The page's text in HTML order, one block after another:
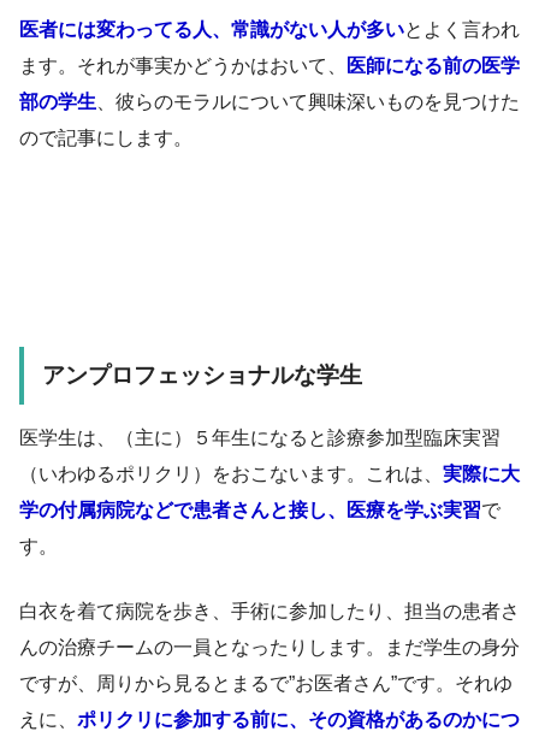
医者には変わってる人、常識がない人が多いとよく言われ
ます。それが事実かどうかはおいて、
医師になる前の医学
部の学生 、彼らのモラルについて興味深いものを見つけた
ので記事にします。
アンプロフェッショナルな学生
医学生は、（主に）５年生になると診療参加型臨床実習
（いわゆるポリクリ）をおこないます。これは、 実際に大
学の付属病院などで患者さんと接し、医療を学ぶ実習で
す。
白衣を着て病院を歩き、手術に参加したり、担当の患者さ
んの治療チームの一員となったりします。まだ学生の身分
ですが、周りから見るとまるで”お医者さん”です。それゆ
えに、 ポリクリに参加する前に、その資格があるのかにつ